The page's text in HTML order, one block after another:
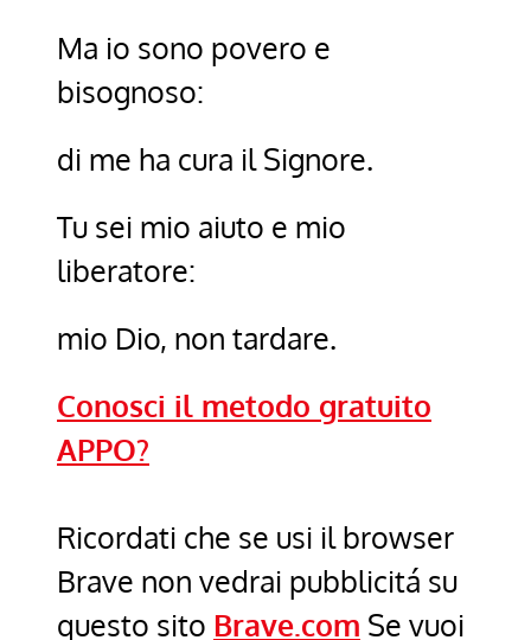
Ma io sono povero e
bisognoso:
di me ha cura il Signore.
Tu sei mio aiuto e mio
liberatore:
mio Dio, non tardare.
Conosci il metodo gratuito
APPO?
Ricordati che se usi il browser
Brave non vedrai pubblicitá su
questo sito Brave.com Se vuoi